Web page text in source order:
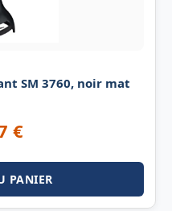
SM 3760, noir mat
€
PANIER